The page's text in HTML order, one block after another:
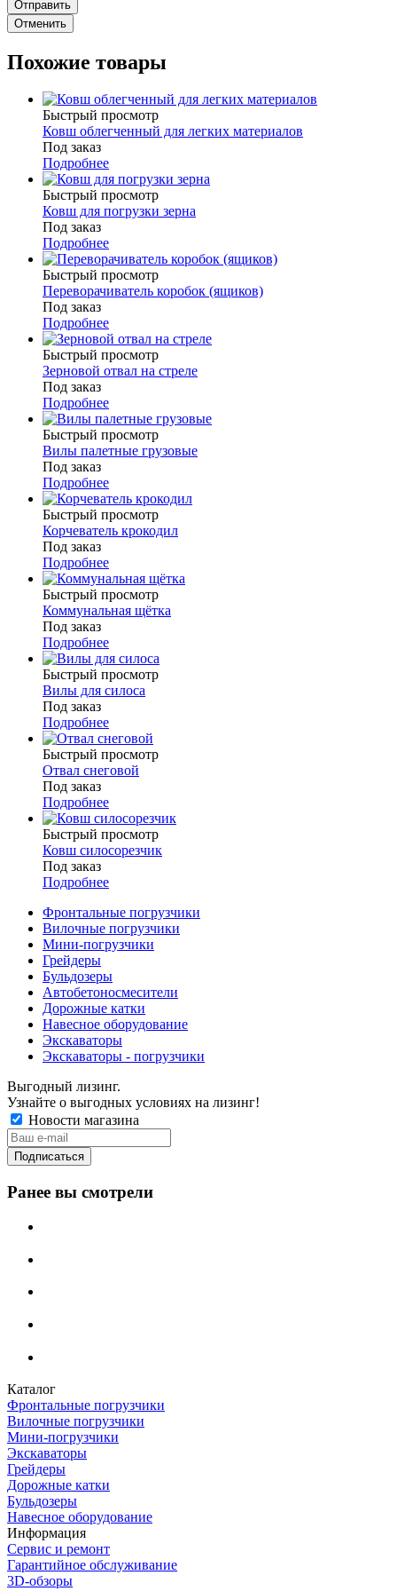
Отменить
Похожие товары
Быстрый просмотр
Ковш облегченный для легких материалов
Под заказ
Подробнее
Быстрый просмотр
Ковш для погрузки зерна
Под заказ
Подробнее
Быстрый просмотр
Переворачиватель коробок (ящиков)
Под заказ
Подробнее
Быстрый просмотр
Зерновой отвал на стреле
Под заказ
Подробнее
Быстрый просмотр
Вилы палетные грузовые
Под заказ
Подробнее
Быстрый просмотр
Корчеватель крокодил
Под заказ
Подробнее
Быстрый просмотр
Коммунальная щётка
Под заказ
Подробнее
Быстрый просмотр
Вилы для силоса
Под заказ
Подробнее
Быстрый просмотр
Отвал снеговой
Под заказ
Подробнее
Быстрый просмотр
Ковш силосорезчик
Под заказ
Подробнее
Фронтальные погрузчики
Вилочные погрузчики
Мини-погрузчики
Грейдеры
Бульдозеры
Автобетоносмесители
Дорожные катки
Навесное оборудование
Экскаваторы
Экскаваторы - погрузчики
Выгодный лизинг.
Узнайте о выгодных условиях на лизинг!
Новости магазина
Ранее вы смотрели
Каталог
Фронтальные погрузчики
Вилочные погрузчики
Мини-погрузчики
Экскаваторы
Грейдеры
Дорожные катки
Бульдозеры
Навесное оборудование
Информация
Сервис и ремонт
Гарантийное обслуживание
3D-обзоры